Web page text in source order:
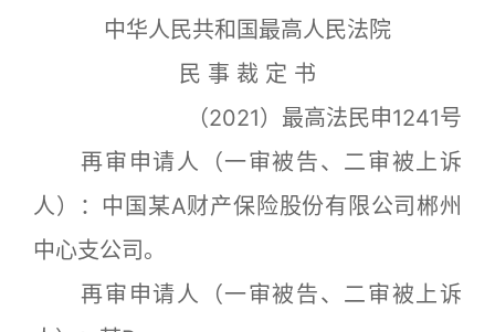
中华人民共和国最高人民法院
民 事 裁 定 书
（2021）最高法民申1241号
再审申请人（一审被告、二审被上诉
人）：中国某A财产保险股份有限公司郴州
中心支公司。
再审申请人（一审被告、二审被上诉